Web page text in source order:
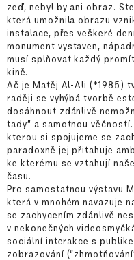
zeď, nebyl by ani obraz.
která umožnila obrazu
instalace, přes veškeré
monument vystaven,
musí splňovat každý
kině.
Ač je Matěj Al-Ali (*1985)
raději se vyhýbá tvorbě
dosáhnout zdánlivě
tady” a samotnou
kterou si spojujeme se
paradoxně jej přitahuje
ke kterému se vztahují
času.
Pro samostatnou výstavu
která v mnohém navazuje
se zachycením zdánlivě
v nekonečných
sociální interakce s
zobrazování